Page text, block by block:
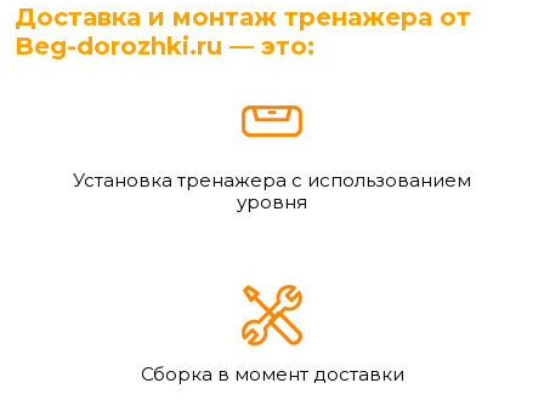
Доставка и монтаж тренажера от
Beg-dorozhki.ru — это:
Установка тренажера с использованием
уровня
Сборка в момент доставки